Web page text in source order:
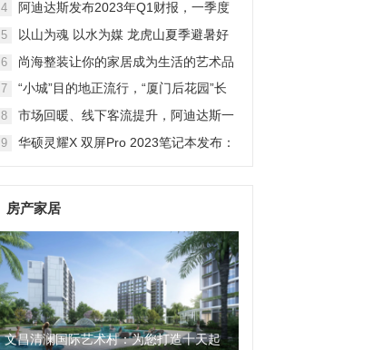
4
阿迪达斯发布2023年Q1财报，一季度
5
以山为魂 以水为媒 龙虎山夏季避暑好
6 尚海整装让你的家居成为生活的艺术品
7
“小城”目的地正流行，“厦门后花园”长
8
市场回暖、线下客流提升，阿迪达斯一
9
华硕灵耀X 双屏Pro 2023笔记本发布：
房产家居
文昌清澜国际艺术村：为您打造十天起